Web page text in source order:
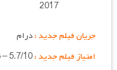
جریان فیلم جدید :درام
امتیاز فیلم جدید :